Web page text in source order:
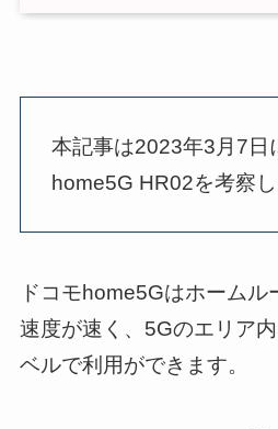
本記事は2023年3月7日
home5G HR02を考察し
ドコモhome5Gはホーム
速度が速く、5Gのエリア
ベルで利用ができます。